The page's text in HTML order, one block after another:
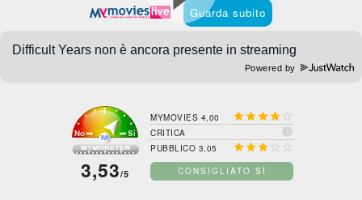
Guarda subito
Powered by
3,53/5
MYMOVIES 4,00  
CRITICA 
PUBBLICO 3,05   
CONSIGLIATO SÌ